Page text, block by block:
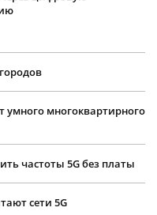
умного многоквартирного
частоты 5G без платы
сети 5G